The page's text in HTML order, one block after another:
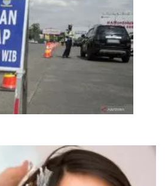
yang terkena ganjil genap